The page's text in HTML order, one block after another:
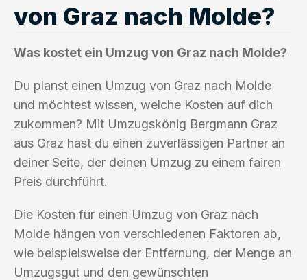
von Graz nach Molde?
Was kostet ein Umzug von Graz nach Molde?
Du planst einen Umzug von Graz nach Molde
und möchtest wissen, welche Kosten auf dich
zukommen? Mit Umzugskönig Bergmann Graz
aus Graz hast du einen zuverlässigen Partner an
deiner Seite, der deinen Umzug zu einem fairen
Preis durchführt.
Die Kosten für einen Umzug von Graz nach
Molde hängen von verschiedenen Faktoren ab,
wie beispielsweise der Entfernung, der Menge an
Umzugsgut und den gewünschten